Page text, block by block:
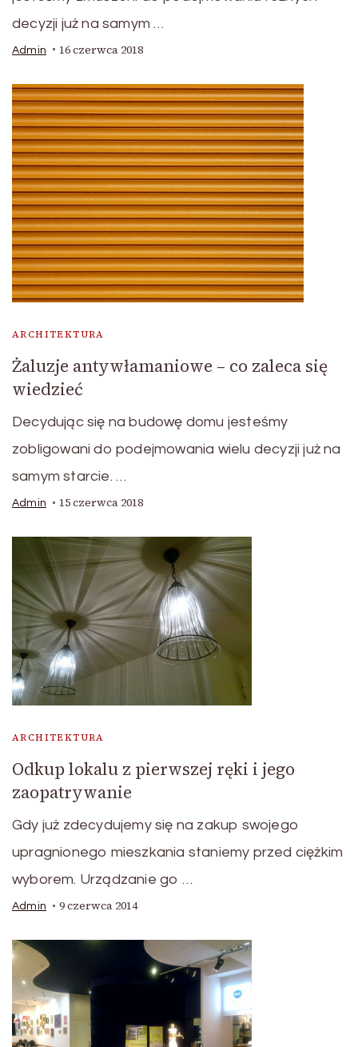
decyzji już na samym …
Admin 16 czerwca 2018
ARCHITEKTURA
Żaluzje antywłamaniowe – co zaleca się
wiedzieć
Decydując się na budowę domu jesteśmy
zobligowani do podejmowania wielu decyzji już na
samym starcie. …
Admin 15 czerwca 2018
ARCHITEKTURA
Odkup lokalu z pierwszej ręki i jego
zaopatrywanie
Gdy już zdecydujemy się na zakup swojego
upragnionego mieszkania staniemy przed ciężkim
wyborem. Urządzanie go …
Admin 9 czerwca 2014